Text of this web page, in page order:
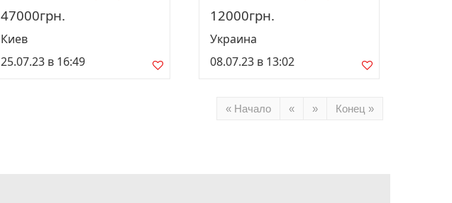
47000грн.
Киев
25.07.23 в 16:49
12000грн.
Украина
08.07.23 в 13:02
« Начало « » Конец »